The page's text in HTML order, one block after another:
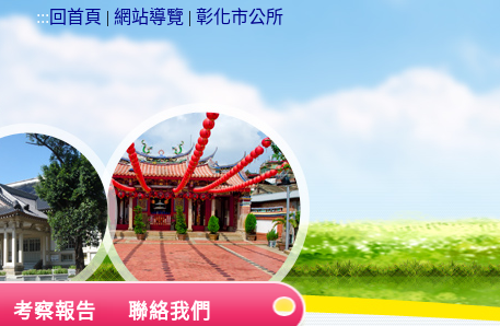
::: 回首頁 | 網站導覽 | 彰化市公所
考察報告 聯絡我們